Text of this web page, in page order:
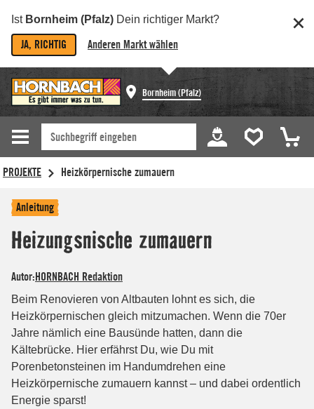
Ist Bornheim (Pfalz) Dein richtiger Markt?
JA, RICHTIG Anderen Markt wählen
Bornheim (Pfalz)